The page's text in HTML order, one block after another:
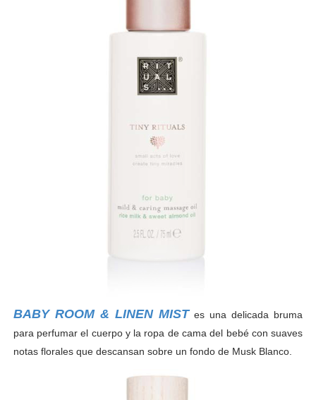
BABY ROOM & LINEN MISTes una delicada bruma
para perfumar el cuerpo y la ropa de cama del bebé con suaves
notas florales que descansan sobre un fondo de Musk Blanco.